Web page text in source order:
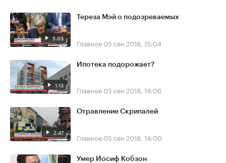
5:03
Тереза Мэй о подозреваемых
Главное 05 сен 2018, 15:04
1:13
Ипотека подорожает?
Главное 05 сен 2018, 14:06
2:47
Отравление Скрипалей
Главное 05 сен 2018, 14:00
Умер Иосиф Кобзон